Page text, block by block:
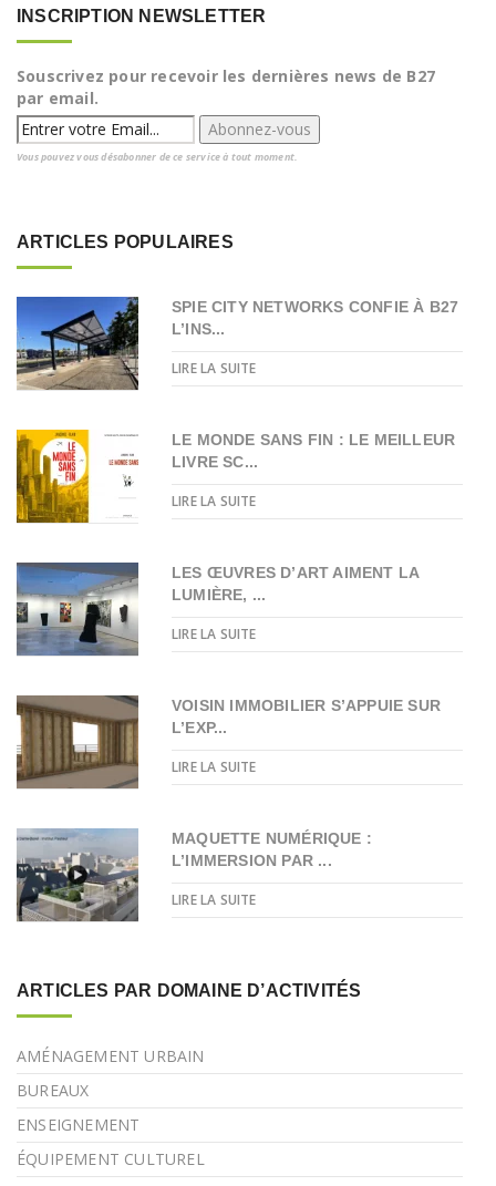
INSCRIPTION NEWSLETTER
Souscrivez pour recevoir les dernières news de B27
par email.
Vous pouvez vous désabonner de ce service à tout moment.
ARTICLES POPULAIRES
SPIE CITY NETWORKS CONFIE À B27
L’INS...
LIRE LA SUITE
LE MONDE SANS FIN : LE MEILLEUR
LIVRE SC...
LIRE LA SUITE
LES ŒUVRES D’ART AIMENT LA
LUMIÈRE, ...
LIRE LA SUITE
VOISIN IMMOBILIER S’APPUIE SUR
L’EXP...
LIRE LA SUITE
MAQUETTE NUMÉRIQUE :
L’IMMERSION PAR ...
LIRE LA SUITE
ARTICLES PAR DOMAINE D’ACTIVITÉS
AMÉNAGEMENT URBAIN
BUREAUX
ENSEIGNEMENT
ÉQUIPEMENT CULTUREL